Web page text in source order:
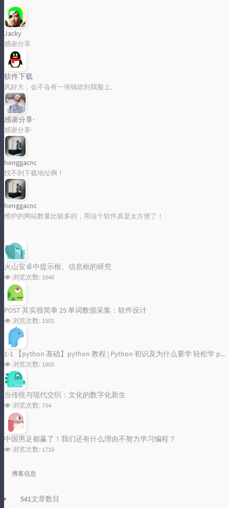
Jacky
感谢分享
软件下载
风好大，会不会有一张钱吹到我脸上。
感谢分享·
感谢分享·
henggacnc
找不到下载地址啊！
henggacnc
维护的网站数量比较多的，用这个软件真是太方便了！
火山安卓中提示框、信息框的研究
浏览次数: 1648
POST 其实很简单 25 单词数据采集：软件设计
浏览次数: 1501
1-1 【python 基础】python 教程 | Python 初识及为什么要学 轻松学 python
浏览次数: 1905
当传统与现代交织：文化的数字化新生
浏览次数: 734
中国男足都赢了！我们还有什么理由不努力学习编程？
浏览次数: 1716
博客信息
541文章数目